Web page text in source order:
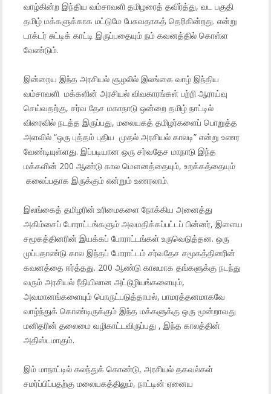
வாழ்கின்ற இந்திய வம்சாவளி தமிழரைத் தவிர்த்து, வட பகுதி
தமிழ் மக்களுக்காக மட்டுமே பேசுவதாகத் தெரிகின்றது. என்று
டாக்டர் சுட்டிக் காட்டி இருப்பதையும் நம் கவனத்தில் கொள்ள
வேண்டும்.
இன்றைய இந்த அரசியல் சூழலில் இலங்கை வாழ் இந்திய
வம்சாவளி மக்களின் அரசியல் விவகாரங்கள் பற்றி ஆராய்வு
செய்வதற்கு, சர்வ தேச மகாநாடு ஒன்றை தமிழ் நாட்டில்
விரைவில் நடத்த இருப்பது, மலையகத் தமிழர்களைப் பொறுத்த
அளவில் “ஒரு புத்தம் புதிய முதல் அரசியல் காலடி” என்று உணர
வேண்டியுள்ளது. இப்படியான ஒரு சர்வதேச மாநாடு இந்த
மக்களின் 200 ஆண்டு கால மௌனத்தையும், உறக்கத்தையும்
கலைப்பதாக இருக்கும் என்றும் உணரலாம்.
இலங்கைத் தமிழரின் உரிமைகளை நோக்கிய அனைத்து
அகிம்சைப் போராட்டங்களும் அவமதிக்கப்பட்டப் பின்னர், இளைய
சமூகத்தினரின் இயக்கப் போராட்டங்கள் உருவெடுத்தன. ஒரு
முப்பதாண்டு கால இந்தப் போராட்டம் சர்வதேச சமூகத்தினரின்
கவனத்தை ஈர்த்தது. 200 ஆண்டு காலமாக தங்களுக்கு நடந்து
வரும் அரசியல் ரீதியிலான அட்டூழியங்களையும்,
அவமானங்களையும் பொருட்படுத்தாமல், பாமரத்தனமாகவே
வாழ்ந்துக் கொண்டிருக்கும் இந்த மக்களுக்கு ஒரு மூன்றாவது
மனிதரின் தலைமை வழிகாட்டவிருப்பது , இந்த காலத்தின்
அதிஸ்டமாகும்.
இம் மாநாட்டில் கலந்துக் கொண்டு, அரசியல் தகவல்கள்
சமர்ப்பிப்பதற்கு மலையகத்திலும், நாட்டின் ஏனைய